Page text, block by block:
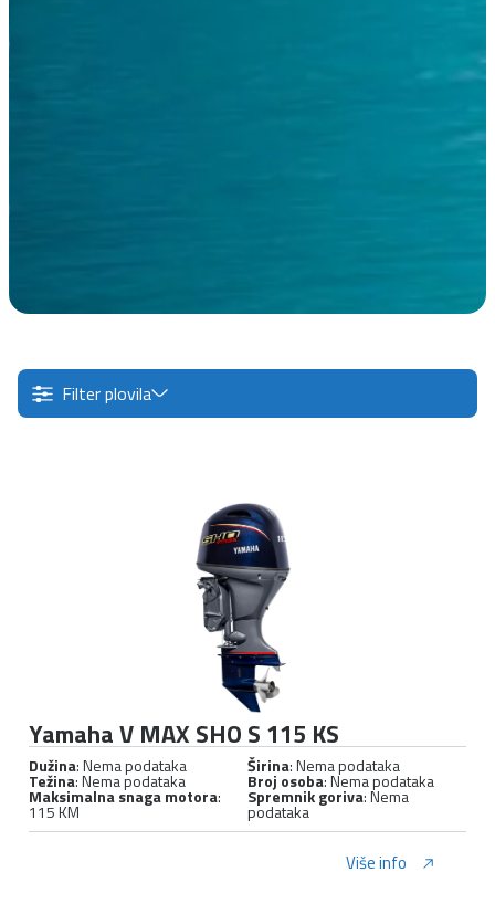
Filter plovila
Yamaha V MAX SHO S 115 KS
Dužina: Nema podataka Širina: Nema podataka
Težina: Nema podataka Broj osoba: Nema podataka
Maksimalna snaga motora:
115 KM
Spremnik goriva: Nema
podataka
Više info